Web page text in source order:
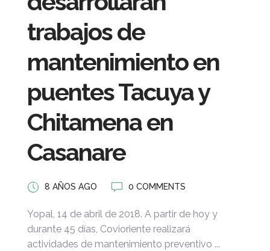
trabajos de
mantenimiento en
puentes Tacuya y
Chitamena en
Casanare
8 AÑOS AGO 0 COMMENTS
Yopal, 14 de abril de 2018. A partir de hoy y
durante 45 días, Covioriente realizará
actividades de mantenimiento preventivo ...